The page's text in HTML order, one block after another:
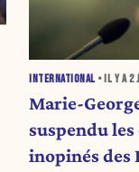
INTERNATIONAL • IL Y A2
Marie-
suspendu
inopinés des